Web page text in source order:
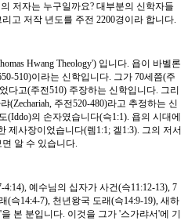
저자는 누구일까요? 대부분의 신학자들
고 저작 년도를 주전 2200경이라 합니다.
Hwang Theology') 입니다. 욥이 바벨론
510)이라는 신학입니다. 그가 70세쯤(주
다고(주전510) 주장하는 신학입니다. 그리
(Zechariah, 주전520-480)라고 추정하는 신
(Iddo)의 손자였습니다(슥1:1). 욥의 시대에
제사장이었습니다(렘1:1; 겔1:3). 그의 저서
면 알 수 있습니다.
예수님의 십자가 사건(슥11:12-13), 7
(슥14:4-7), 천년왕국 도래(슥14:9-19), 새하
본 분입니다. 이것을 그가 '스가랴서'에 기